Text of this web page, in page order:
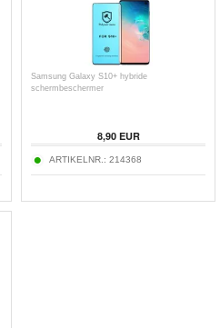
Samsung Galaxy S10+ hybride
schermbeschermer
8,90EUR
ARTIKELNR.: 214368